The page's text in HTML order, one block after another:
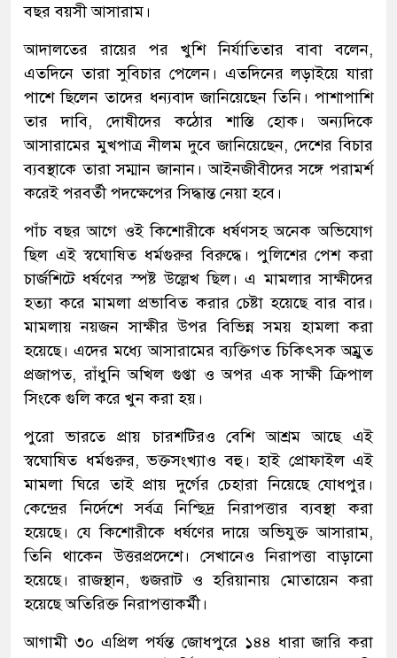
বছর বয়সী আসারাম।
আদালতের রায়ের পর খুশি নির্যাতিতার বাবা বলেন,
এতদিনে তারা সুবিচার পেলেন। এতদিনের লড়াইয়ে যারা
পাশে ছিলেন তাদের ধন্যবাদ জানিয়েছেন তিনি। পাশাপাশি
তার দাবি, দোষীদের কঠোর শাস্তি হোক। অন্যদিকে
আসারামের মুখপাত্র নীলম দুবে জানিয়েছেন, দেশের বিচার
ব্যবস্থাকে তারা সম্মান জানান। আইনজীবীদের সঙ্গে পরামর্শ
করেই পরবর্তী পদক্ষেপের সিদ্ধান্ত নেয়া হবে।
পাঁচ বছর আগে ওই কিশোরীকে ধর্ষণসহ অনেক অভিযোগ
ছিল এই স্বঘোষিত ধর্মগুরুর বিরুদ্ধে। পুলিশের পেশ করা
চার্জশিটে ধর্ষণের স্পষ্ট উল্লেখ ছিল। এ মামলার সাক্ষীদের
হত্যা করে মামলা প্রভাবিত করার চেষ্টা হয়েছে বার বার।
মামলায় নয়জন সাক্ষীর উপর বিভিন্ন সময় হামলা করা
হয়েছে। এদের মধ্যে আসারামের ব্যক্তিগত চিকিৎসক অম্রুত
প্রজাপত, রাঁধুনি অখিল গুপ্তা ও অপর এক সাক্ষী ক্রিপাল
সিংকে গুলি করে খুন করা হয়।
পুরো ভারতে প্রায় চারশটিরও বেশি আশ্রম আছে এই
স্বঘোষিত ধর্মগুরুর, ভক্তসংখ্যাও বহু। হাই প্রোফাইল এই
মামলা ঘিরে তাই প্রায় দুর্গের চেহারা নিয়েছে যোধপুর।
কেন্দ্রের নির্দেশে সর্বত্র নিশ্ছিদ্র নিরাপত্তার ব্যবস্থা করা
হয়েছে। যে কিশোরীকে ধর্ষণের দায়ে অভিযুক্ত আসারাম,
তিনি থাকেন উত্তরপ্রদেশে। সেখানেও নিরাপত্তা বাড়ানো
হয়েছে। রাজস্থান, গুজরাট ও হরিয়ানায় মোতায়েন করা
হয়েছে অতিরিক্ত নিরাপত্তাকর্মী।
আগামী ৩০ এপ্রিল পর্যন্ত জোধপুরে ১৪৪ ধারা জারি করা